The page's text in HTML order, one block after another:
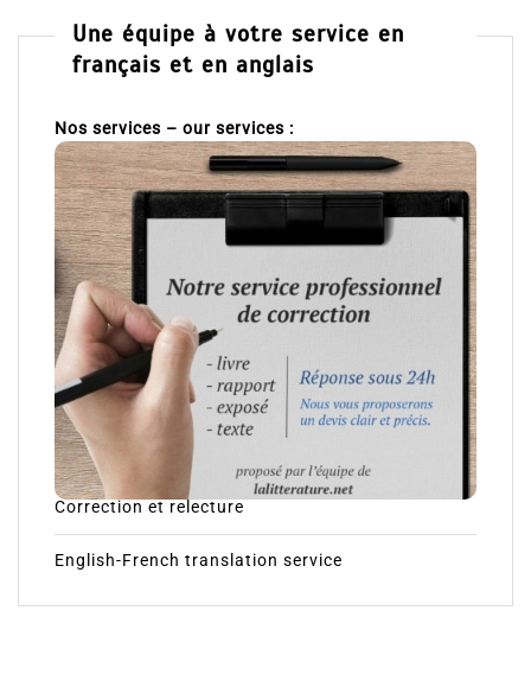
Une équipe à votre service en
français et en anglais
Nos services – our services :
Correction et relecture
English-French translation service